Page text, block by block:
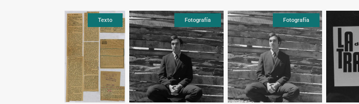
Texto Fotografía Fotografía